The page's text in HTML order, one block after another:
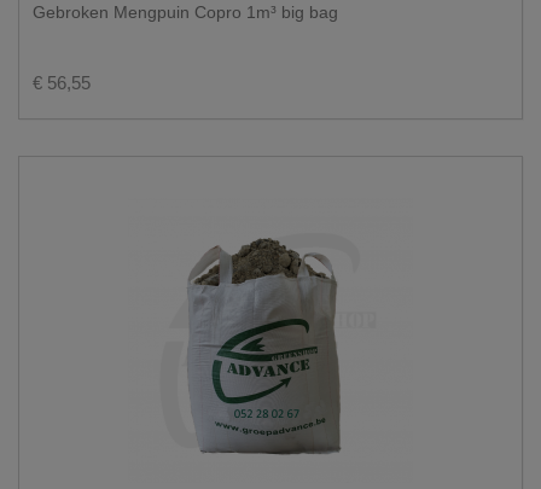
Gebroken Mengpuin Copro 1m³ big bag
€ 56,55